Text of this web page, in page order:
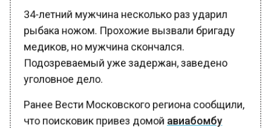
34-летний мужчина несколько раз ударил
рыбака ножом. Прохожие вызвали бригаду
медиков, но мужчина скончался.
Подозреваемый уже задержан, заведено
уголовное дело.
Ранее Вести Московского региона сообщили,
что поисковик привез домойавиабомбу